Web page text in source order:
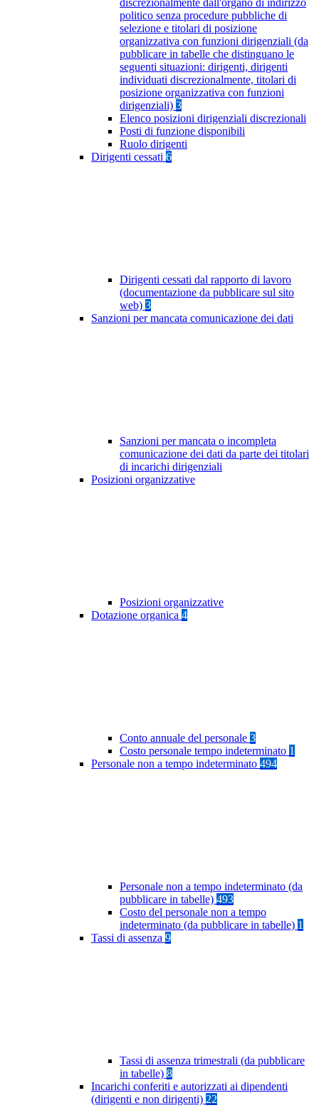
discrezionalmente dall'organo di indirizzo
politico senza procedure pubbliche di
selezione e titolari di posizione
organizzativa con funzioni dirigenziali (da
pubblicare in tabelle che distinguano le
seguenti situazioni: dirigenti, dirigenti
individuati discrezionalmente, titolari di
posizione organizzativa con funzioni
dirigenziali) 3
Elenco posizioni dirigenziali discrezionali
Posti di funzione disponibili
Ruolo dirigenti
Dirigenti cessati 6
Dirigenti cessati dal rapporto di lavoro
(documentazione da pubblicare sul sito
web) 3
Sanzioni per mancata comunicazione dei dati
Sanzioni per mancata o incompleta
comunicazione dei dati da parte dei titolari
di incarichi dirigenziali
Posizioni organizzative
Posizioni organizzative
Dotazione organica 4
Conto annuale del personale 3
Costo personale tempo indeterminato 1
Personale non a tempo indeterminato 494
Personale non a tempo indeterminato (da
pubblicare in tabelle) 493
Costo del personale non a tempo
indeterminato (da pubblicare in tabelle) 1
Tassi di assenza 9
Tassi di assenza trimestrali (da pubblicare
in tabelle) 8
Incarichi conferiti e autorizzati ai dipendenti
(dirigenti e non dirigenti) 22